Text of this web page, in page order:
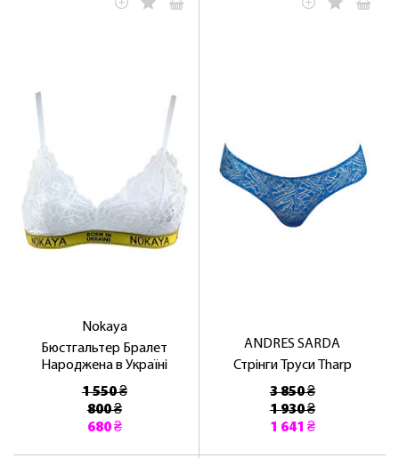
Nokaya
Бюстгальтер Бралет
Народжена в Україні
1 550 ₴
800 ₴
680 ₴
ANDRES SARDA
Стрінги Труси Tharp
3 850 ₴
1 930 ₴
1 641 ₴